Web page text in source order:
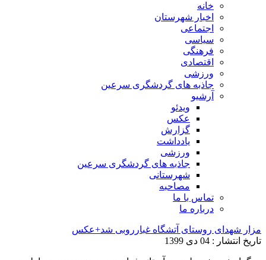
خانه
اخبار شهرستان
اجتماعی
سیاسی
فرهنگی
اقتصادی
ورزشی
جاذبه های گردشگری سرعین
آرشیو
ویدئو
عکس
گزارش
یادداشت
ورزشی
جاذبه های گردشگری سرعین
شهرستانی
مصاحبه
تماس با ما
درباره ما
مزار شهدای روستای آتشگاه غبارروبی شد+عکس
تاریخ انتشار : 04 دی 1399